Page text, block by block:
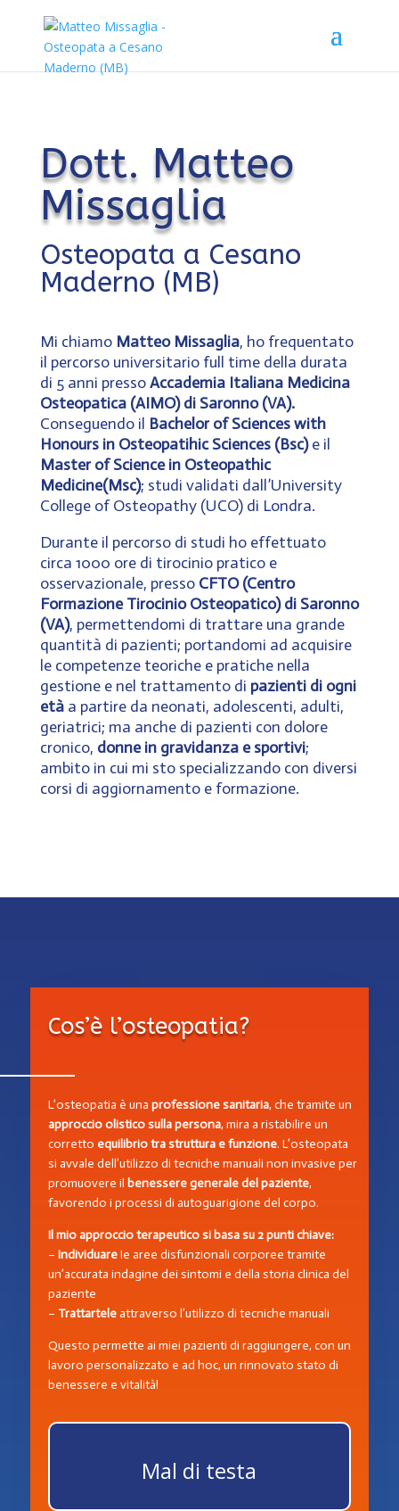
Dott. Matteo
Missaglia
Osteopata a Cesano
Maderno (MB)
Mi chiamo Matteo Missaglia, ho frequentato
il percorso universitario full time della durata
di 5 anni pressoAccademia Italiana Medicina
Osteopatica (AIMO) di Saronno (VA).
Conseguendo il Bachelor of Sciences with
Honours in Osteopatihic Sciences (Bsc)e il
Master of Science in Osteopathic
Medicine(Msc); studi validati dall’University
College of Osteopathy (UCO) di Londra.
Durante il percorso di studi ho effettuato
circa 1000 ore di tirocinio pratico e
osservazionale, presso CFTO(Centro
Formazione Tirocinio Osteopatico) di Saronno
(VA), permettendomi di trattare una grande
quantità di pazienti; portandomi ad acquisire
le competenze teoriche e pratiche nella
gestione e nel trattamento di pazienti di ogni
etàa partire da neonati, adolescenti, adulti,
geriatrici; ma anche di pazienti con dolore
cronico, donne in gravidanza e sportivi;
ambito in cui mi sto specializzando con diversi
corsi di aggiornamento e formazione.
Cos’è l’osteopatia?
L’osteopatia è una professione sanitaria, che tramite un
approccio olistico sulla persona, mira a ristabilire un
corretto equilibrio tra struttura e funzione. L’osteopata
si avvale dell’utilizzo di tecniche manuali non invasive per
promuovere il benessere generale del paziente,
favorendo i processi di autoguarigione del corpo.
Il mio approccio terapeutico si basa su 2 punti chiave:
– IndividuareIe aree disfunzionali corporee tramite
un’accurata indagine dei sintomi e della storia clinica del
paziente
– Trattarteleattraverso l’utilizzo di tecniche manuali
Questo permette ai miei pazienti di raggiungere, con un
lavoro personalizzato e ad hoc, un rinnovato stato di
benessere e vitalità!
Mal di testa